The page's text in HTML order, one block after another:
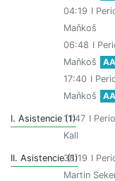
04:19 I
Maňkoš
06:48 I
Maňkoš
AA
17:40 I
Maňkoš
AA
I. Asistencie (1)
11:47 I
Kall
II. Asistencie (1)
38:19 I
Martin